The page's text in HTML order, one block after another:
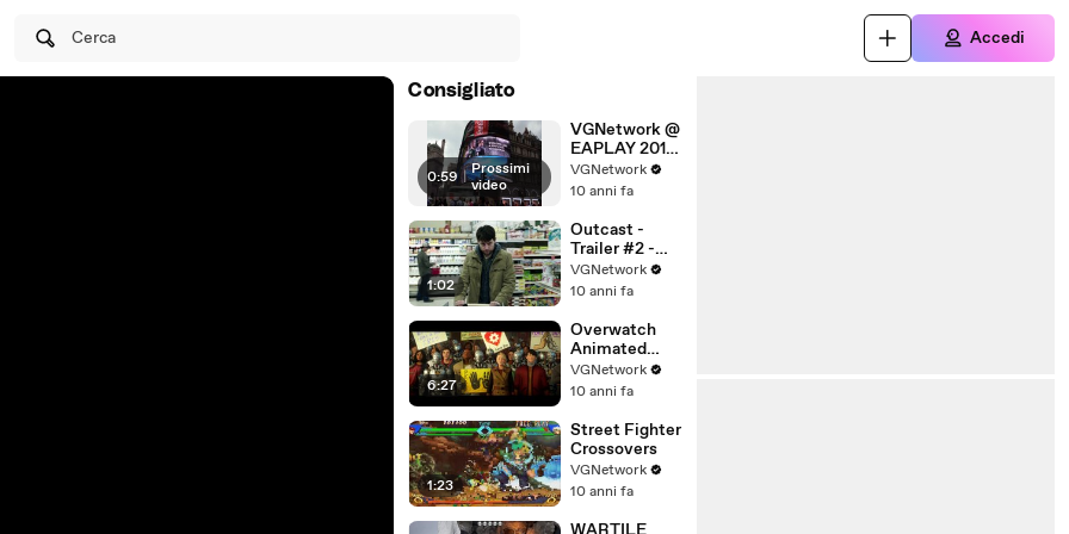
Cerca Accedi
Consigliato
0:59 | Prossimi
video
VGNetwork @
EAPLAY 2016
recap
VGNetwork
10 anni fa
1:02
Outcast -
Trailer #2 -
New York
Comic-Con
VGNetwork
10 anni fa
6:27
Overwatch
Animated
Short “Alive”
VGNetwork
10 anni fa
1:23
Street Fighter
Crossovers
VGNetwork
10 anni fa